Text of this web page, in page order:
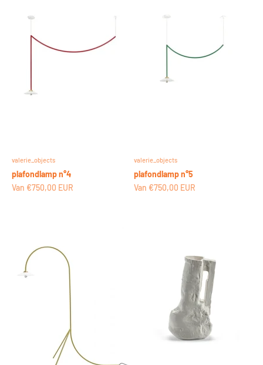
valerie_objects
plafondlamp n°4
Aanbiedingsprijs
Van €750,00 EUR
valerie_objects
plafondlamp n°5
Aanbiedingsprijs
Van €750,00 EUR